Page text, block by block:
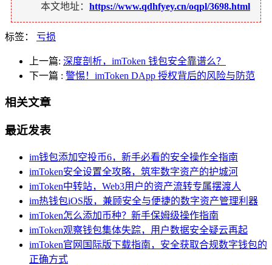
本文地址： https://www.qdhfyey.cn/oqpl/3698.html
标签： 亏损
上一篇: 深度剖析，imToken 钱包安全靠谱么？
下一篇 : 警惕！imToken DApp 授权背后的风险与防范
相关文章
最近发表
im钱包添加空投币6，新手必看的安全操作全指南
imToken安全设置全攻略，筑牢数字资产的护城河
imToken中转站，Web3用户的资产流转专属摆渡人
im热钱包iOS版，兼顾安全与便捷的数字资产管理利器
imToken怎么添加币种？新手保姆级操作指南
imToken观察钱包集体失踪，用户数据安全疑云再起
imToken官网国际版下载指南，安全获取合规数字钱包的
正确方式